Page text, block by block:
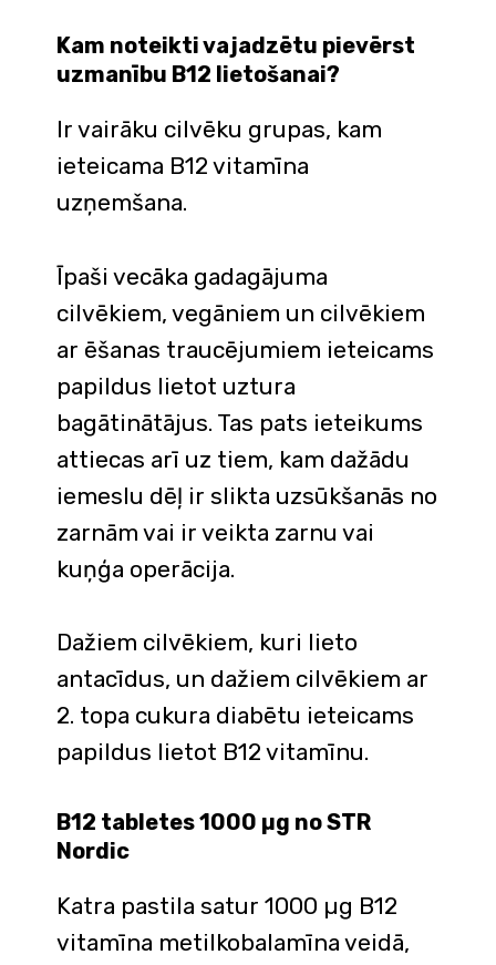
Kam noteikti vajadzētu pievērst
uzmanību B12 lietošanai?
Ir vairāku cilvēku grupas, kam
ieteicama B12 vitamīna
uzņemšana.
Īpaši vecāka gadagājuma
cilvēkiem, vegāniem un cilvēkiem
ar ēšanas traucējumiem ieteicams
papildus lietot uztura
bagātinātājus. Tas pats ieteikums
attiecas arī uz tiem, kam dažādu
iemeslu dēļ ir slikta uzsūkšanās no
zarnām vai ir veikta zarnu vai
kuņģa operācija.
Dažiem cilvēkiem, kuri lieto
antacīdus, un dažiem cilvēkiem ar
2. topa cukura diabētu ieteicams
papildus lietot B12 vitamīnu.
B12 tabletes 1000 µg no STR
Nordic
Katra pastila satur 1000 µg B12
vitamīna metilkobalamīna veidā,